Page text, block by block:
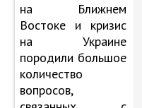
на Ближнем
Востоке и кризис
на Украине
породили большое
количество
вопросов,